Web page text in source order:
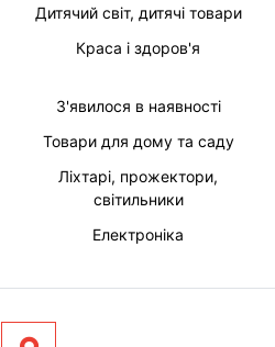
Дитячий світ, дитячі товари
Краса і здоров'я
З'явилося в наявності
Товари для дому та саду
Ліхтарі, прожектори,
світильники
Електроніка